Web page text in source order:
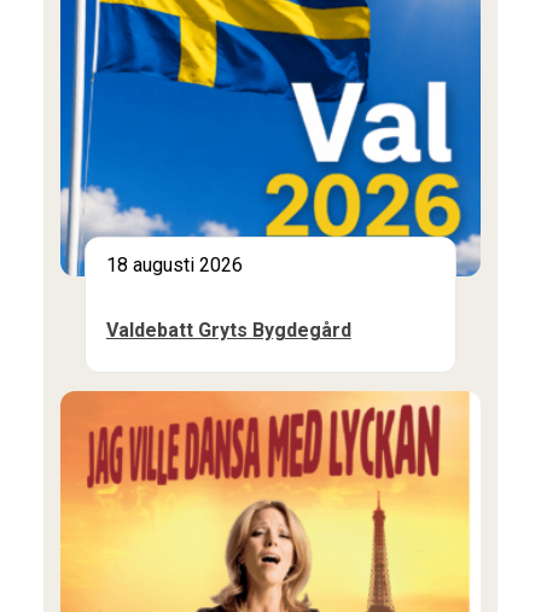
18 augusti 2026
Valdebatt Gryts Bygdegård